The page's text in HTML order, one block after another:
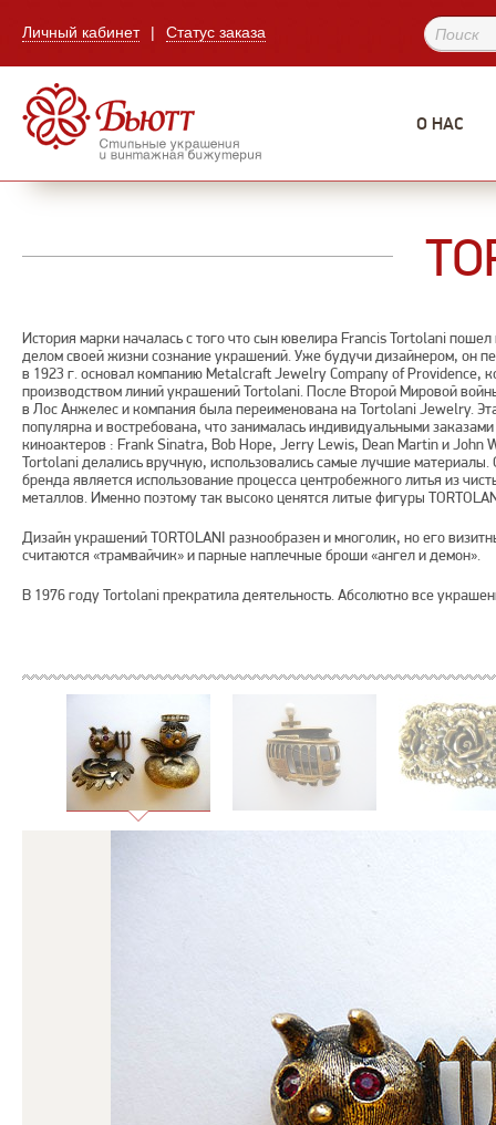
Личный кабинет | Статус заказа
О НАС
История марки началась с того что сын ювелира Francis Tortolani
делом своей жизни сознание украшений. Уже будучи дизайнером, он
в 1923 г. основал компанию Metalcraft Jewelry Company of Providence,
производством линий украшений Tortolani. После Второй Мировой
в Лос Анжелес и компания была переименована на Tortolani Jewelry.
популярна и востребована, что занималась индивидуальными
киноактеров : Frank Sinatra, Bob Hope, Jerry Lewis, Dean Martin и John
Tortolani делались вручную, использовались самые лучшие материалы.
бренда является использование процесса центробежного литья из
металлов. Именно поэтому так высоко ценятся литые фигуры
Дизайн украшений TORTOLANI разнообразен и многолик, но его
считаются «трамвайчик» и парные наплечные броши «ангел и демон».
В 1976 году Tortolani прекратила деятельность. Абсолютно все